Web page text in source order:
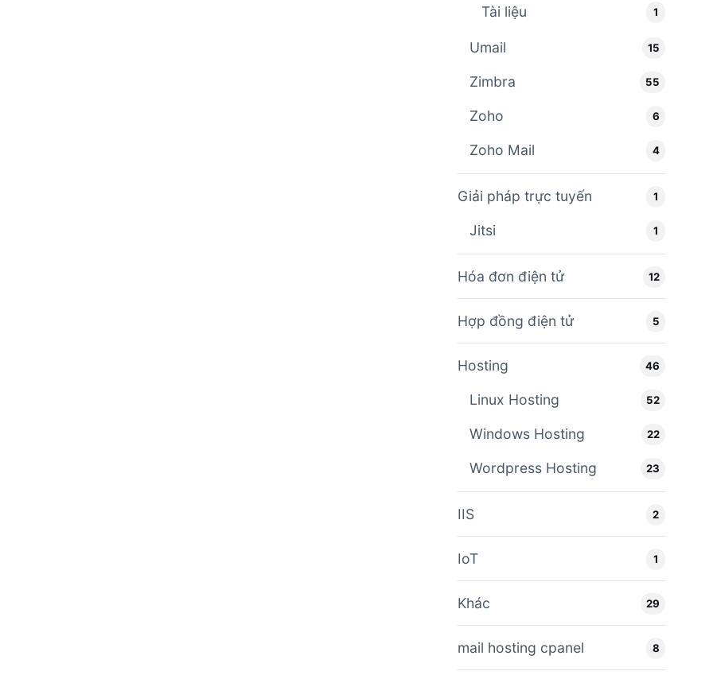
Tài liệu 1
Umail 15
Zimbra 55
Zoho 6
Zoho Mail 4
Giải pháp trực tuyến 1
Jitsi 1
Hóa đơn điện tử 12
Hợp đồng điện tử 5
Hosting 46
Linux Hosting 52
Windows Hosting 22
Wordpress Hosting 23
IIS 2
IoT 1
Khác 29
mail hosting cpanel 8